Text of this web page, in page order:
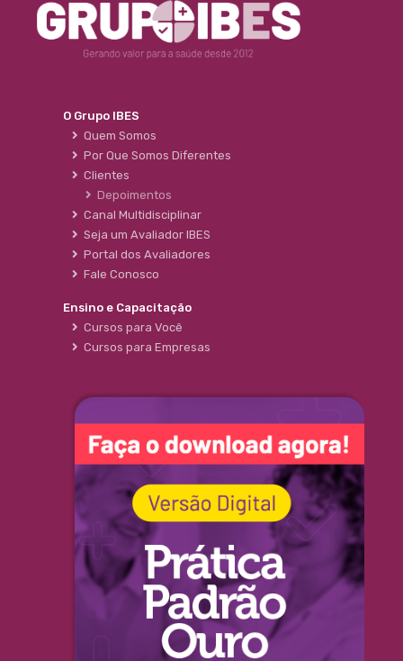
O Grupo IBES
Quem Somos
Por Que Somos Diferentes
Clientes
Depoimentos
Canal Multidisciplinar
Seja um Avaliador IBES
Portal dos Avaliadores
Fale Conosco
Ensino e Capacitação
Cursos para Você
Cursos para Empresas